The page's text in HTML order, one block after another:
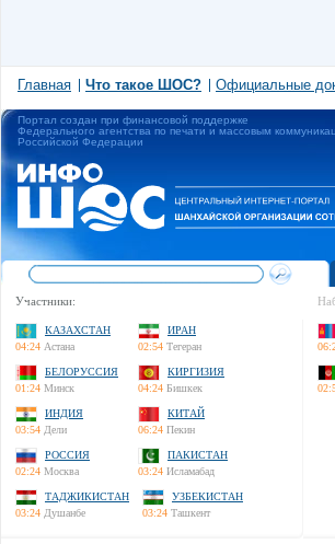
Главная Что такое ШОС? Официальные
Портал создан при финансовой поддержке
Федерального агентства по печати и массовым
Российской Федерации
Участники:
КАЗАХСТАН
04:24 Астана
ИРАН
02:54 Тегеран
БЕЛОРУССИЯ
01:24 Минск
КИРГИЗИЯ
04:24 Бишкек
ИНДИЯ
03:54 Дели
КИТАЙ
06:24 Пекин
РОССИЯ
02:24 Москва
ПАКИСТАН
03:24 Исламабад
ТАДЖИКИСТАН
03:24 Душанбе
УЗБЕКИСТАН
03:24 Ташкент